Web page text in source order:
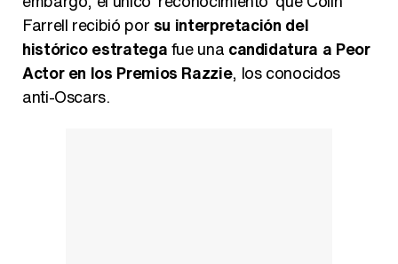
Farrell recibió por su interpretación del
histórico estrategafue una candidatura a Peor
Actor en los Premios Razzie, los conocidos
anti-Oscars.